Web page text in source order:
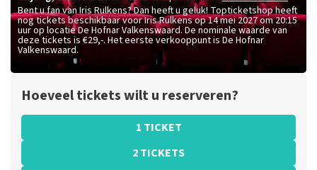
Bent u fan van Iris Rulkens? Dan heeft u geluk! Topticketshop heeft
nog tickets beschikbaar voor Iris Rulkens op 14 mei 2027 om 20:15
uur op locatie De Hofnar Valkenswaard. De nominale waarde van
deze tickets is €29,-. Het eerste verkooppunt is De Hofnar
Valkenswaard.
Hoeveel tickets wilt u reserveren?
1 TICKET
2 TICKETS